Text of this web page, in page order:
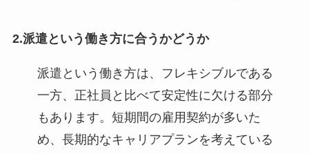
2.派遣という働き方に合うかどうか
派遣という働き方は、フレキシブルである
一方、正社員と比べて安定性に欠ける部分
もあります。短期間の雇用契約が多いた
め、長期的なキャリアプランを考えている